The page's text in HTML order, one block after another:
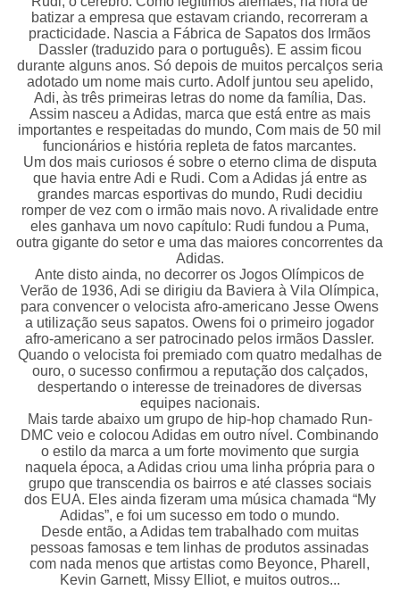
batizar a empresa que estavam criando, recorreram a
practicidade. Nascia a Fábrica de Sapatos dos Irmãos
Dassler (traduzido para o português). E assim ficou
durante alguns anos. Só depois de muitos percalços seria
adotado um nome mais curto. Adolf juntou seu apelido,
Adi, às três primeiras letras do nome da família, Das.
Assim nasceu a Adidas, marca que está entre as mais
importantes e respeitadas do mundo, Com mais de 50 mil
funcionários e história repleta de fatos marcantes.
Um dos mais curiosos é sobre o eterno clima de disputa
que havia entre Adi e Rudi. Com a Adidas já entre as
grandes marcas esportivas do mundo, Rudi decidiu
romper de vez com o irmão mais novo. A rivalidade entre
eles ganhava um novo capítulo: Rudi fundou a Puma,
outra gigante do setor e uma das maiores concorrentes da
Adidas.
Ante disto ainda, no decorrer os Jogos Olímpicos de
Verão de 1936, Adi se dirigiu da Baviera à Vila Olímpica,
para convencer o velocista afro-americano Jesse Owens
a utilização seus sapatos. Owens foi o primeiro jogador
afro-americano a ser patrocinado pelos irmãos Dassler.
Quando o velocista foi premiado com quatro medalhas de
ouro, o sucesso confirmou a reputação dos calçados,
despertando o interesse de treinadores de diversas
equipes nacionais.
Mais tarde abaixo um grupo de hip-hop chamado Run-
DMC veio e colocou Adidas em outro nível. Combinando
o estilo da marca a um forte movimento que surgia
naquela época, a Adidas criou uma linha própria para o
grupo que transcendia os bairros e até classes sociais
dos EUA. Eles ainda fizeram uma música chamada “My
Adidas”, e foi um sucesso em todo o mundo.
Desde então, a Adidas tem trabalhado com muitas
pessoas famosas e tem linhas de produtos assinadas
com nada menos que artistas como Beyonce, Pharell,
Kevin Garnett, Missy Elliot, e muitos outros...